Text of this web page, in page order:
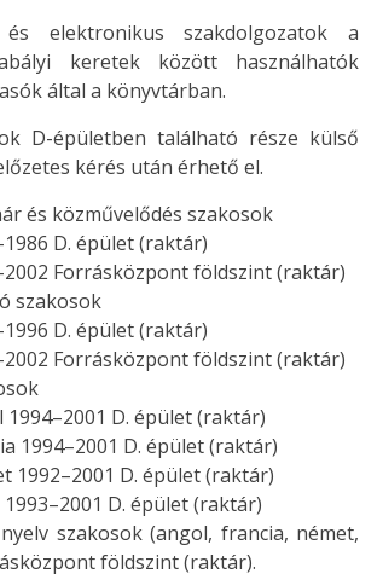
elektronikus szakdolgozatok a
keretek között használhatók
által a könyvtárban.
D-épületben található része külső
kérés után érhető el.
és közművelődés szakosok
D. épület (raktár)
Forrásközpont földszint (raktár)
szakosok
D. épület (raktár)
Forrásközpont földszint (raktár)
1994–2001 D. épület (raktár)
1994–2001 D. épület (raktár)
1992–2001 D. épület (raktár)
1993–2001 D. épület (raktár)
szakosok (angol, francia, német,
földszint (raktár).